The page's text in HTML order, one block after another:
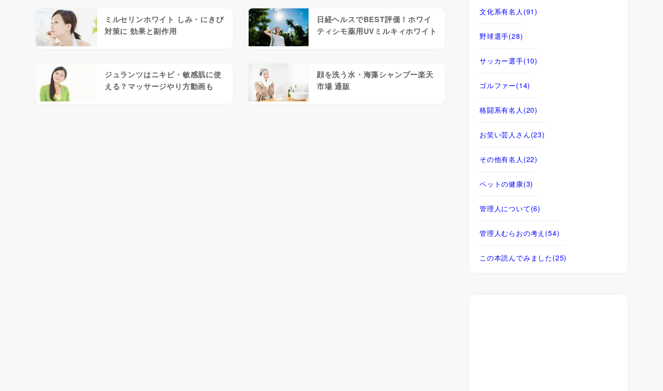
ミルセリンホワイト しみ・にきび
対策に 効果と副作用
日経ヘルスでBEST評価！ホワイ
ティシモ薬用UVミルキィホワイト
ジュランツはニキビ・敏感肌に使
える？マッサージやり方動画も
顔を洗う水・海藻シャンプー楽天
市場 通販
文化系有名人 (91)
野球選手(28)
サッカー選手(10)
ゴルファー(14)
格闘系有名人 (20)
お笑い芸人さん(23)
その他有名人 (22)
ペットの健康(3)
管理人について(6)
管理人むらおの考え (54)
この本読んでみました(25)